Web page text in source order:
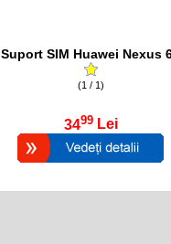
Suport SIM Huawei Nexus
(1 / 1)
3499 Lei